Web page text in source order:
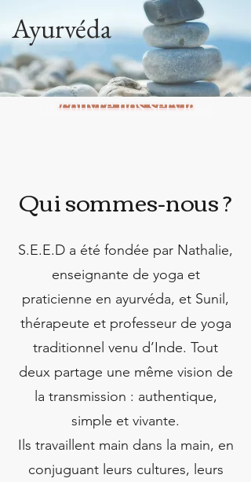
Ayurvéda
Découvre nos services
Qui sommes-nous ?
S.E.E.D a été fondée par Nathalie,
enseignante de yoga et
praticienne en ayurvéda, et Sunil,
thérapeute et professeur de yoga
traditionnel venu d’Inde. Tout
deux partage une même vision de
la transmission : authentique,
simple et vivante.
Ils travaillent main dans la main, en
conjuguant leurs cultures, leurs